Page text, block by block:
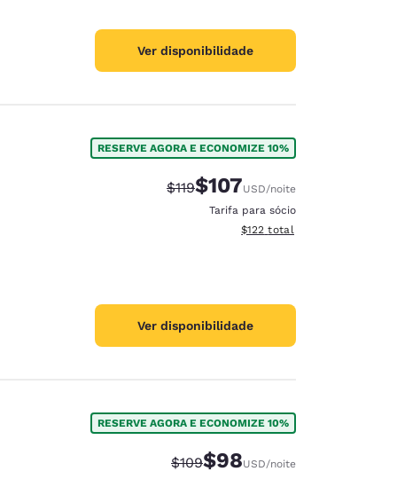
Ver disponibilidade
RESERVE AGORA E ECONOMIZE 10%
Tarifa anterior “tachada”:
$119Tarifa com desconto:
$107USD/noite
Tarifa para sócio
Exibir detalhes do total
$122 total
Ver disponibilidade
RESERVE AGORA E ECONOMIZE 10%
Tarifa anterior “tachada”:
$109Tarifa com desconto:
$98USD/noite